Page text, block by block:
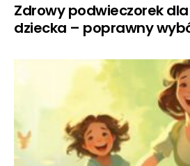
Zdrowy podwieczorek
dziecka – poprawny